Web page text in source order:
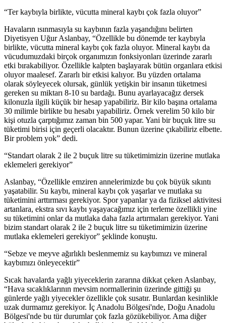
“Ter kaybıyla birlikte, vücutta mineral kaybı çok fazla oluyor”
Havaların ısınmasıyla su kaybının fazla yaşandığını belirten
Diyetisyen Uğur Aslanbay, “Özellikle bu dönemde ter kaybıyla
birlikte, vücutta mineral kaybı çok fazla oluyor. Mineral kaybı da
vücudumuzdaki birçok organımızın fonksiyonları üzerinde zararlı
etki bırakabiliyor. Özellikle kalpten başlayarak bütün organlara etkisi
oluyor maalesef. Zararlı bir etkisi kalıyor. Bu yüzden ortalama
olarak söyleyecek olursak, günlük yetişkin bir insanın tüketmesi
gereken su miktarı 8-10 su bardağı. Bunu ayarlayacağız dersek
kilonuzla ilgili küçük bir hesap yapabiliriz. Bir kilo başına ortalama
30 milimle birlikte bu hesabı yapabiliriz. Örnek verelim 50 kilo bir
kişi otuzla çarptığımız zaman bin 500 yapar. Yani bir buçuk litre su
tüketimi birisi için geçerli olacaktır. Bunun üzerine çıkabiliriz elbette.
Bir problem yok” dedi.
“Standart olarak 2 ile 2 buçuk litre su tüketimimizin üzerine mutlaka
eklemeleri gerekiyor”
Aslanbay, “Özellikle emziren annelerimizde bu çok büyük sıkıntı
yaşatabilir. Su kaybı, mineral kaybı çok yaşarlar ve mutlaka su
tüketimini arttırması gerekiyor. Spor yapanlar ya da fiziksel aktivitesi
artanlara, ekstra sıvı kaybı yaşayacağımız için terleme özellikli yine
su tüketimini onlar da mutlaka daha fazla artırmaları gerekiyor. Yani
bizim standart olarak 2 ile 2 buçuk litre su tüketimimizin üzerine
mutlaka eklemeleri gerekiyor” şeklinde konuştu.
“Sebze ve meyve ağırlıklı beslenmemiz su kaybımızı ve mineral
kaybımızı önleyecektir”
Sıcak havalarda yağlı yiyeceklerin zararına dikkat çeken Aslanbay,
“Hava sıcaklıklarının mevsim normallerinin üzerinde gittiği şu
günlerde yağlı yiyecekler özellikle çok susatır. Bunlardan kesinlikle
uzak durmamız gerekiyor. İç Anadolu Bölgesi'nde, Doğu Anadolu
Bölgesi'nde bu tür durumlar çok fazla gözükebiliyor. Ama diğer